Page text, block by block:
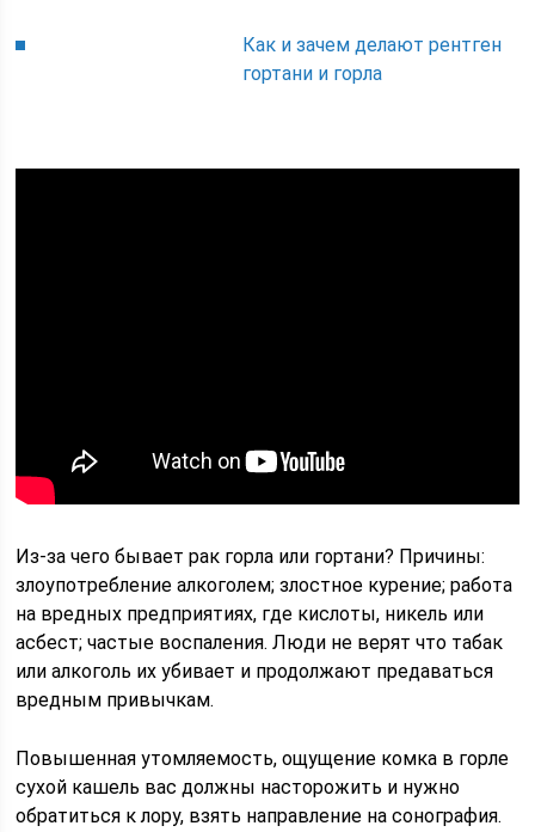
Как и зачем делают рентген
гортани и горла
Из-за чего бывает рак горла или гортани? Причины:
злоупотребление алкоголем; злостное курение; работа
на вредных предприятиях, где кислоты, никель или
асбест; частые воспаления. Люди не верят что табак
или алкоголь их убивает и продолжают предаваться
вредным привычкам.
Повышенная утомляемость, ощущение комка в горле
сухой кашель вас должны насторожить и нужно
обратиться к лору, взять направление на сонография.